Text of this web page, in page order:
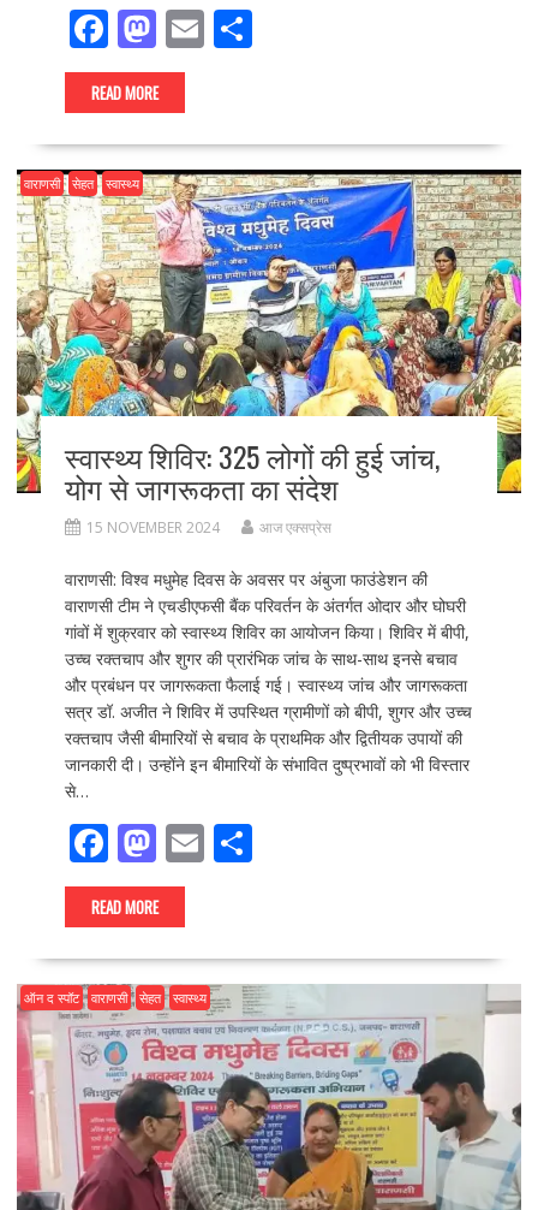
F
ac
e
b
o
o
k
M
as
to
d
o
n
E
l
S
e
READ MORE
वाराणसी सेहत स्वास्थ्य
स्वास्थ्य शिविर: 325 लोगों की हुई जांच,
योग से जागरूकता का संदेश
15 NOVEMBER 2024 आज एक्सप्रेस
वाराणसी: विश्व मधुमेह दिवस के अवसर पर अंबुजा फाउंडेशन की
वाराणसी टीम ने एचडीएफसी बैंक परिवर्तन के अंतर्गत ओदार और घोघरी
गांवों में शुक्रवार को स्वास्थ्य शिविर का आयोजन किया। शिविर में बीपी,
उच्च रक्तचाप और शुगर की प्रारंभिक जांच के साथ-साथ इनसे बचाव
और प्रबंधन पर जागरूकता फैलाई गई। स्वास्थ्य जांच और जागरूकता
सत्र डॉ. अजीत ने शिविर में उपस्थित ग्रामीणों को बीपी, शुगर और उच्च
रक्तचाप जैसी बीमारियों से बचाव के प्राथमिक और द्वितीयक उपायों की
जानकारी दी। उन्होंने इन बीमारियों के संभावित दुष्प्रभावों को भी विस्तार
से…
F
ac
e
b
o
o
k
M
as
to
d
o
n
E
l
S
e
READ MORE
ऑन द स्पॉट वाराणसी सेहत स्वास्थ्य